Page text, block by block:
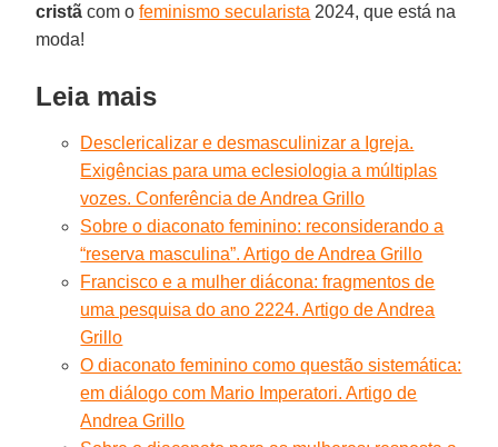
cristã com ofeminismo secularista 2024, que está na
moda!
Leia mais
Desclericalizar e desmasculinizar a Igreja.
Exigências para uma eclesiologia a múltiplas
vozes. Conferência de Andrea Grillo
Sobre o diaconato feminino: reconsiderando a
“reserva masculina”. Artigo de Andrea Grillo
Francisco e a mulher diácona: fragmentos de
uma pesquisa do ano 2224. Artigo de Andrea
Grillo
O diaconato feminino como questão sistemática:
em diálogo com Mario Imperatori. Artigo de
Andrea Grillo